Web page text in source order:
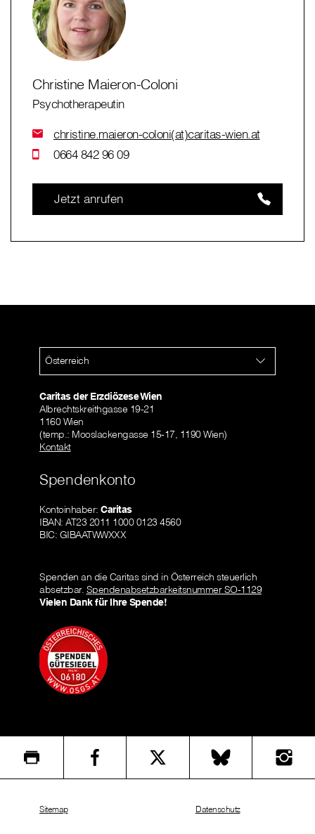
Christine Maieron-Coloni
Psychotherapeutin
christine.maieron-coloni(at)caritas-wien.at
0664 842 96 09
Jetzt anrufen
Österreich
Caritas der Erzdiözese Wien
Albrechtskreithgasse 19-21
1160 Wien
(temp.: Mooslackengasse 15-17, 1190 Wien)
Kontakt
Spendenkonto
Kontoinhaber: Caritas
IBAN: AT23 2011 1000 0123 4560
BIC: GIBAATWWXXX
Spenden an die Caritas sind in Österreich steuerlich
absetzbar. Spendenabsetzbarkeitsnummer SO-1129
Vielen Dank für Ihre Spende!
Sitemap Datenschutz